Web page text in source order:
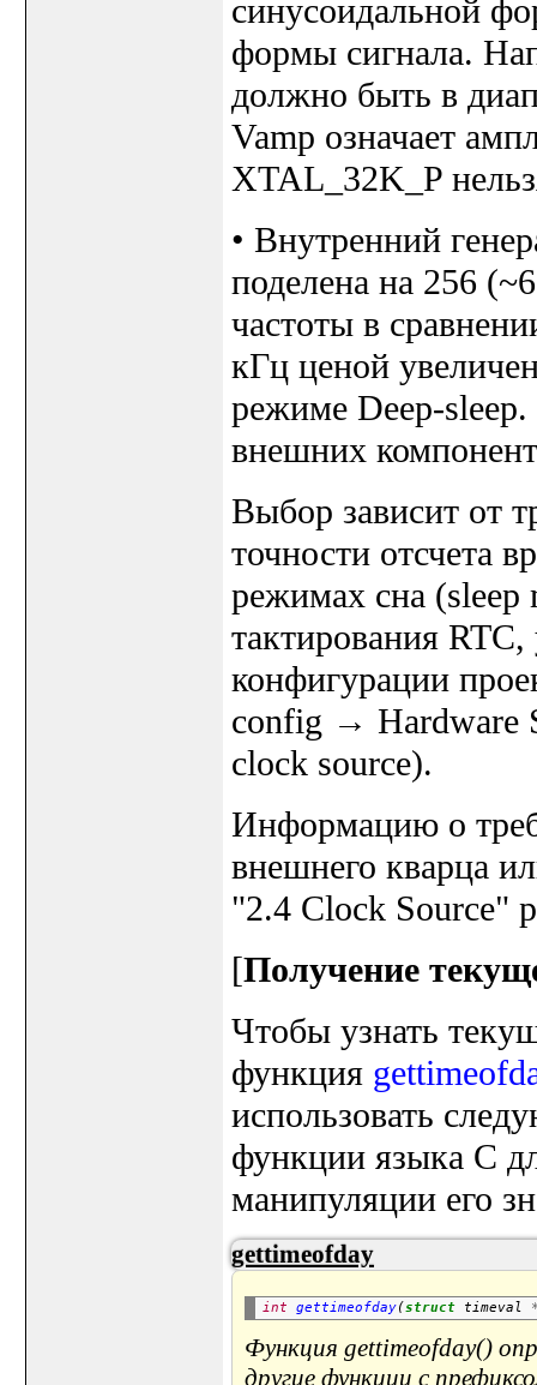
синусоидальной
формы сигнала.
должно быть в
Vamp означает
XTAL_32K_P
• Внутренний
поделена на 256
частоты в
кГц ценой
режиме Deep-sleep.
внешних
Выбор зависит от
точности отсчета
режимах сна (sleep
тактирования
конфигурации
config → Hardware
clock source).
Информацию о
внешнего кварца
"2.4 Clock Source"
[Получение
Чтобы узнать
функция
использовать
функции языка C
манипуляции его
gettimeofday
int gettimeofday(struct timeval
Функция gettimeofday()
другие функции с